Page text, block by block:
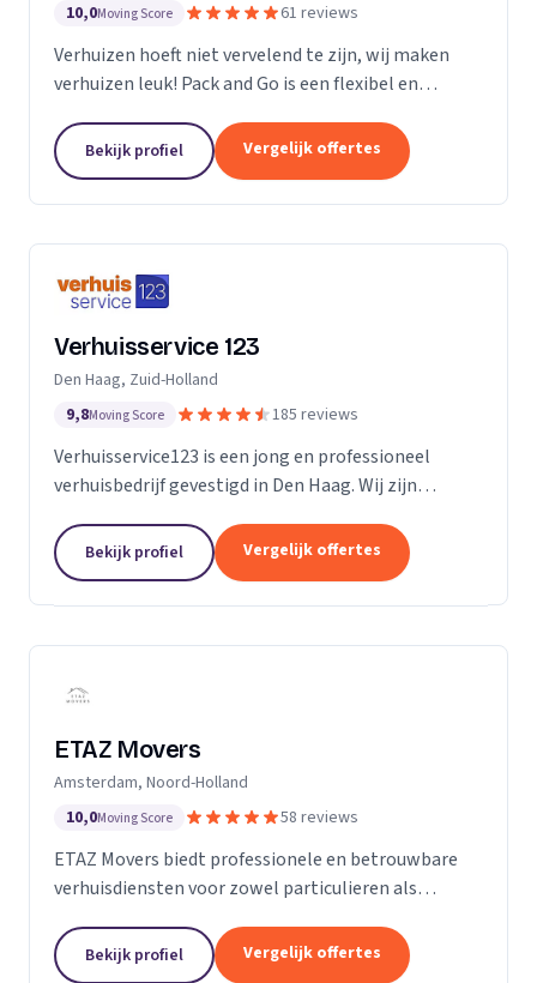
10,0Moving Score 61 reviews
Verhuizen hoeft niet vervelend te zijn, wij maken
verhuizen leuk! Pack and Go is een flexibel en
al uw verhuizingen. Met ons team van...
Bekijk profiel Vergelijk offertes
Verhuisservice 123
Den Haag, Zuid-Holland
9,8Moving Score 185 reviews
Verhuisservice123 is een jong en professioneel
verhuisbedrijf gevestigd in Den Haag. Wij zijn
bieden een complete en zorgeloze verhuisservice.
Met een ervaren team werken wij efficiënt,
zorgvuldig en tegen transparante uurtarieven.
Bekijk profiel Vergelijk offertes
ETAZ Movers
Amsterdam, Noord-Holland
10,0Moving Score 58 reviews
ETAZ Movers biedt professionele en betrouwbare
verhuisdiensten voor zowel particulieren als
persoonlijke aanpak, zodat elke verhuizing efficiënt
en zonder stress verloopt. Ons team werkt
Bekijk profiel Vergelijk offertes